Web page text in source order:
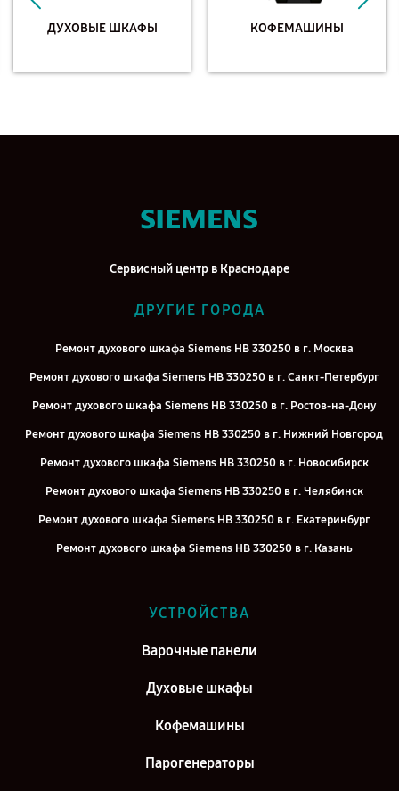
ДУХОВЫЕ ШКАФЫ КОФЕМАШИНЫ
Сервисный центр в Краснодаре
ДРУГИЕ ГОРОДА
Ремонт духового шкафа Siemens HB 330250 в г. Москва
Ремонт духового шкафа Siemens HB 330250 в г. Санкт-Петербург
Ремонт духового шкафа Siemens HB 330250 в г. Ростов-на-Дону
Ремонт духового шкафа Siemens HB 330250 в г. Нижний Новгород
Ремонт духового шкафа Siemens HB 330250 в г. Новосибирск
Ремонт духового шкафа Siemens HB 330250 в г. Челябинск
Ремонт духового шкафа Siemens HB 330250 в г. Екатеринбург
Ремонт духового шкафа Siemens HB 330250 в г. Казань
Ремонт духового шкафа Siemens HB 330250 в г. Саратов
Ремонт духового шкафа Siemens HB 330250 в г. Киров
УСТРОЙСТВА
Варочные панели
Духовые шкафы
Кофемашины
Парогенераторы